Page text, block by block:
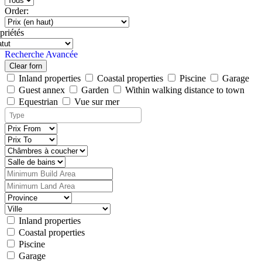
Order:
Recherche Avancée
Clear forn
Inland properties Coastal properties Piscine
Garage
Guest annex
Garden
Within walking distance to town
Equestrian
Vue sur mer
Inland properties
Coastal properties
Piscine
Garage